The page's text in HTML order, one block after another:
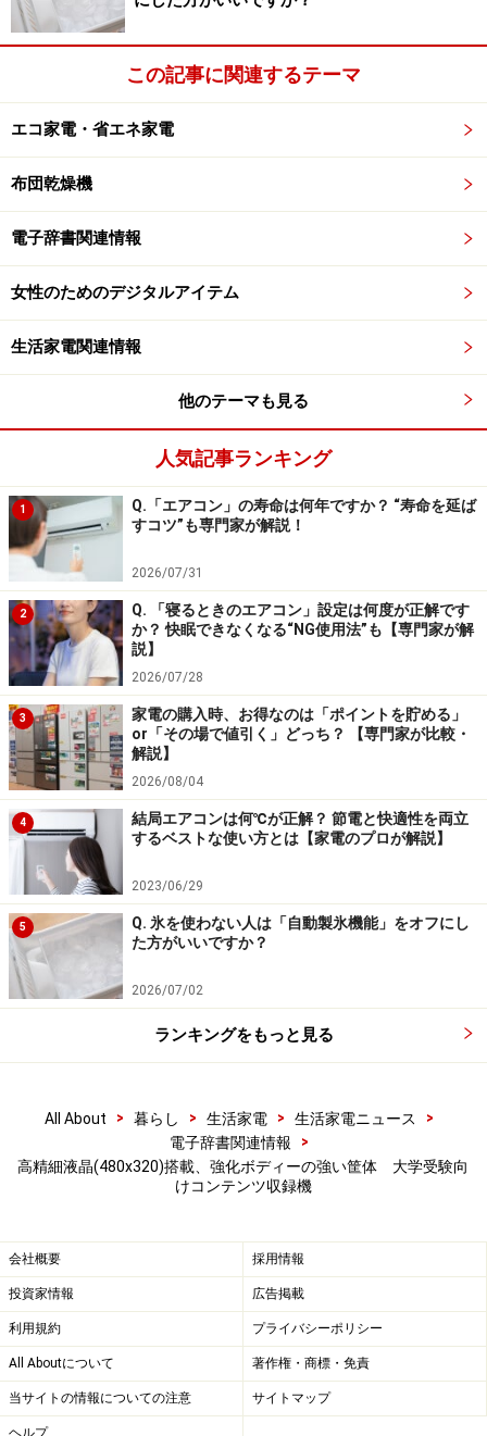
●学習用…
・国語学習用は、「古文単語・熟語ターゲット270」
「ジーニアス
英熟語
・数学学習用は、「
ーゲット312」、「
暗記タ
ーゲット315」
・理科学習用は、「生物小事典」、「
小事典」、
「化学小事典」の合計11種類が収録されています。
●ビジネス・情報系…
・情報系として、「日経
パソコン用語事典」が収録され
多彩な検索、実用的な検索
主な機能
●画面左側の見出し語リストの語句を検索すると、見出
し語の意味が画面右側のプレビュー画面に文字通りすぐ
に出る「スーパーすぐ出るプレビュー」機能がありま
す。左右に配置した縦型表示（エクスプローラ風）の右
側のプレビュー画面は、従来モデルの全画面表示に匹敵
する一覧性を実現しています。見出し語リストの下にプ
レビュー画面を配置した、横型表示も可能です。
●英単語の意味を見ながら画面下プレビュー画面に用例
が表示される「用例プレビュー」機能もあります。画面
の上半分に解説、下半分が用例となり見やすい表示とな
ります。
●調べたい単語を入力すると、全ての辞書から同時に検
索する「
複数辞書検索」が搭載されています。辞書を選
ぶ手間を省けるとともに、辞書による解説の違いなどの
確認にも便利です。
られる「
スーパージャンプ機能」や、
●引き直しに便利な、自動で1,000件まで保存する「
トリーサーチ機能」が搭載されています。
●「単語帳/例文帳機能」は、単語・例文などを、全ての
辞書をあわせて最大1500件まで登録できます。
この記事に関連するテーマ
エコ家電・省エネ家電
布団乾燥機
電子辞書関連情報
女性のためのデジタルアイテム
生活家電関連情報
他のテーマも見る
人気記事ランキング
1
Q.「エアコン」の寿命は何年ですか？ “寿命を延ば
すコツ”も専門家が解説！
2026/07/31
2
Q. 「寝るときのエアコン」設定は何度が正解です
か？ 快眠できなくなる“NG使用法”も【専門家が解
説】
2026/07/28
3
家電の購入時、お得なのは「ポイントを貯める」
or「その場で値引く」どっち？ 【専門家が比較・
解説】
2026/08/04
4
結局エアコンは何℃が正解？ 節電と快適性を両立
するベストな使い方とは【家電のプロが解説】
2023/06/29
5
Q. 氷を使わない人は「自動製氷機能」をオフにし
た方がいいですか？
2026/07/02
ランキングをもっと見る
All About > 暮らし > 生活家電 > 生活家電ニュース
>
電子辞書関連情報
>
高精細液晶(480x320)搭載、強化ボディーの強い筐体 大学受験向
けコンテンツ収録機
会社概要 採用情報
投資家情報 広告掲載
利用規約 プライバシーポリシー
All Aboutについて 著作権・商標・免責
当サイトの情報についての注意 サイトマップ